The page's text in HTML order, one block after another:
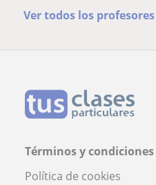
Ver todos los
Términos y condiciones
Política de cookies